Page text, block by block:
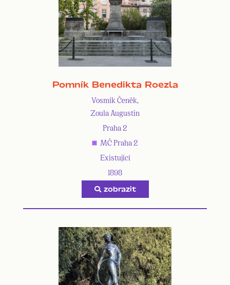
Pomník Benedikta Roezla
Vosmík Čeněk,
Zoula Augustin
Praha 2
MČ Praha 2
Existující
1898
zobrazit